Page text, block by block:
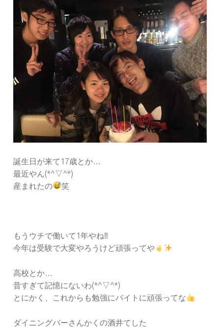
誕生日が来て17歳とか…
最近やん(*^▽^*)
産まれたの
笑
もうウチで働いて1年やね‼︎
今年は受験で大変やろうけど頑張ってや
高校とか…
昔すぎて記憶にないわ(*^▽^*)
とにかく、これからも勉強にバイトに頑張ってな
ダイニングバーさんかくの酒井てした